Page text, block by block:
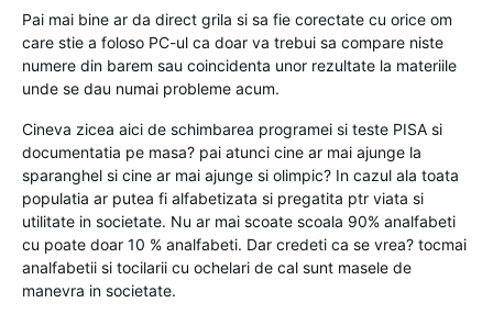
Pai mai bine ar da direct grila si sa fie corectate cu orice om
care stie a foloso PC-ul ca doar va trebui sa compare niste
numere din barem sau coincidenta unor rezultate la materiile
unde se dau numai probleme acum.
Cineva zicea aici de schimbarea programei si teste PISA si
documentatia pe masa? pai atunci cine ar mai ajunge la
sparanghel si cine ar mai ajunge si olimpic? In cazul ala toata
populatia ar putea fi alfabetizata si pregatita ptr viata si
utilitate in societate. Nu ar mai scoate scoala 90% analfabeti
cu poate doar 10 % analfabeti. Dar credeti ca se vrea? tocmai
analfabetii si tocilarii cu ochelari de cal sunt masele de
manevra in societate.